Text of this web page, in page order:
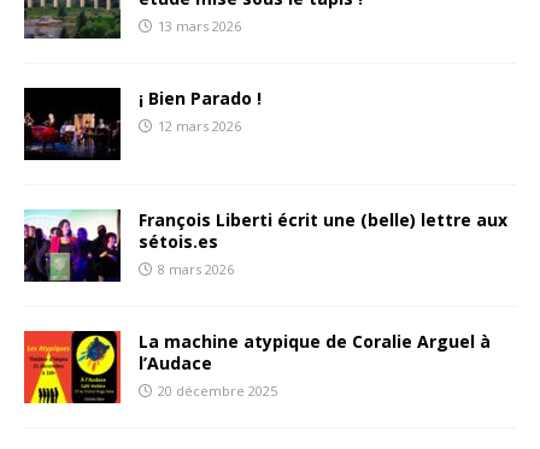
13 mars 2026
¡ Bien Parado !
12 mars 2026
François Liberti écrit une (belle) lettre aux
sétois.es
8 mars 2026
La machine atypique de Coralie Arguel à
l’Audace
20 décembre 2025